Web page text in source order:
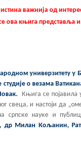
важнија од
ова књига представља и
универзитету у
о везама
Књига се појавила
свеца, и настоји да
српске науке и
Милан Кољанин,